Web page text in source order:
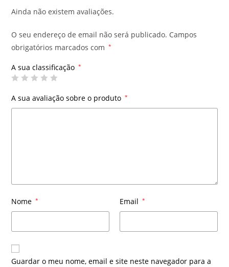
Ainda não existem avaliações.
O seu endereço de email não será publicado. Campos
obrigatórios marcados com
*
A sua classificação *
A sua avaliação sobre o produto *
Nome * Email *
Guardar o meu nome, email e site neste navegador para a